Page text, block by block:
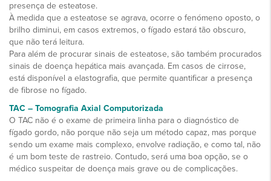
presença de esteatose.
À medida que a esteatose se agrava, ocorre o fenómeno oposto, o
brilho diminui, em casos extremos, o fígado estará tão obscuro,
que não terá leitura.
Para além de procurar sinais de esteatose, são também procurados
sinais de doença hepática mais avançada. Em casos de cirrose,
está disponível a elastografia, que permite quantificar a presença
de fibrose no fígado.
TAC – Tomografia Axial Computorizada
O TAC não é o exame de primeira linha para o diagnóstico de
fígado gordo, não porque não seja um método capaz, mas porque
sendo um exame mais complexo, envolve radiação, e como tal, não
é um bom teste de rastreio. Contudo, será uma boa opção, se o
médico suspeitar de doença mais grave ou de complicações.